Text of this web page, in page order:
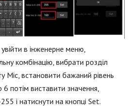
в інженерне меню,
комбінацію, вибрати розділ
Mic, встановити бажаний рівень
потім виставити значення,
і натиснути на кнопці Set.